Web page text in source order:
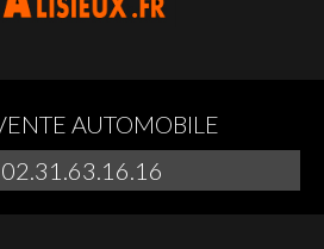
AUTOMOBILE
02.31.63.16.16